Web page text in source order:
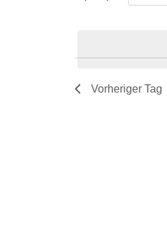
Navigation
Vorheriger Tag